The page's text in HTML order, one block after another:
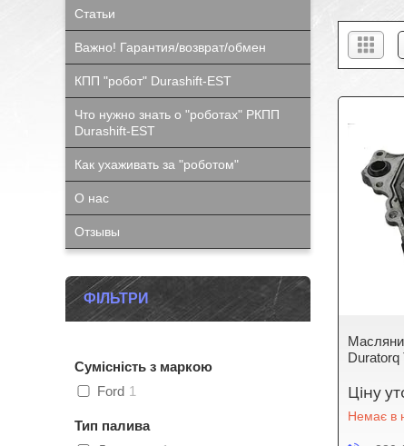
Duratorq
Ціну
Немає в
Статьи
Важно! Гарантия/возврат/обмен
КПП "робот" Durashift-EST
Что нужно знать о "роботах" РКПП
Durashift-EST
Как ухаживать за "роботом"
О нас
Отзывы
ФІЛЬТРИ
Сумісність з маркою
Ford 1
Тип палива